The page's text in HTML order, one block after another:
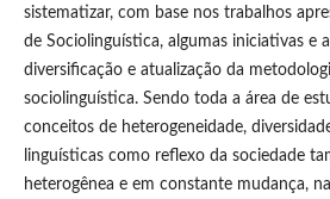
sistematizar, com base nos trabalhos
de Sociolinguística, algumas iniciativas e
diversificação e atualização da
sociolinguística. Sendo toda a área de
conceitos de heterogeneidade,
linguísticas como reflexo da sociedade
heterogênea e em constante mudança,